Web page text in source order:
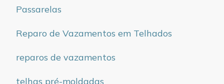
Passarelas
Reparo de Vazamentos em Telhados
reparos de vazamentos
telhas pré-moldadas